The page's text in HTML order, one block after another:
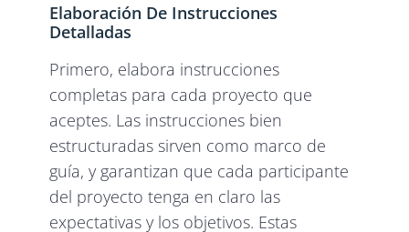
Elaboración De Instrucciones
Detalladas
Primero, elabora instrucciones
completas para cada proyecto que
aceptes. Las instrucciones bien
estructuradas sirven como marco de
guía, y garantizan que cada participante
del proyecto tenga en claro las
expectativas y los objetivos. Estas